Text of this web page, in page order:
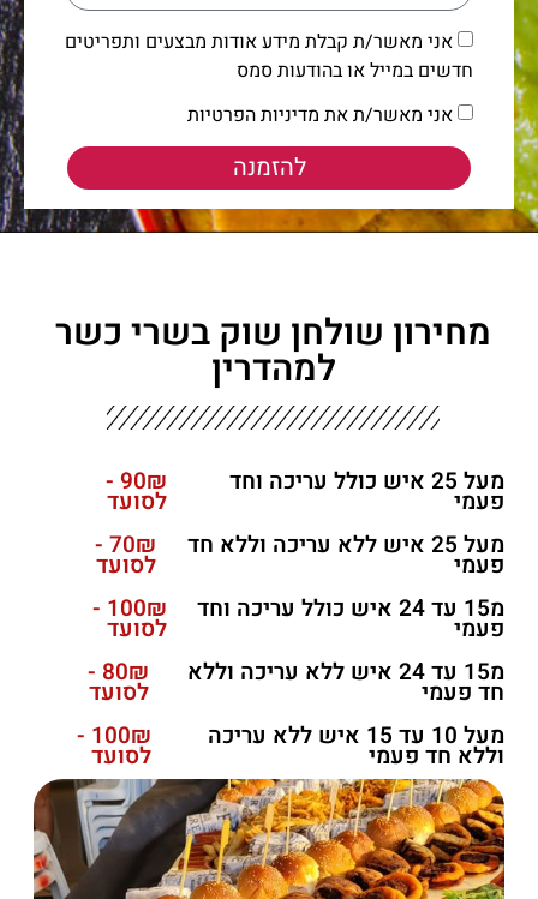
אני מאשר/ת קבלת מידע אודות מבצעים ותפריטים
חדשים במייל או בהודעות סמס
אני מאשר/ת את מדיניות הפרטיות
להזמנה
מחירון שולחן שוק בשרי כשר
למהדרין
מעל 25 איש כולל עריכה וחד
פעמי
90₪ -
לסועד
מעל 25 איש ללא עריכה וללא חד
פעמי
70₪ -
לסועד
מ15 עד 24 איש כולל עריכה וחד
פעמי
100₪ -
לסועד
מ15 עד 24 איש ללא עריכה וללא
חד פעמי
80₪ -
לסועד
מעל 10 עד 15 איש ללא עריכה
וללא חד פעמי
100₪ -
לסועד